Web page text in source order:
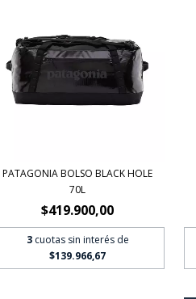
PATAGONIA BOLSO BLACK HOLE
70L
$419.900,00
3 cuotas sin interés de
$139.966,67